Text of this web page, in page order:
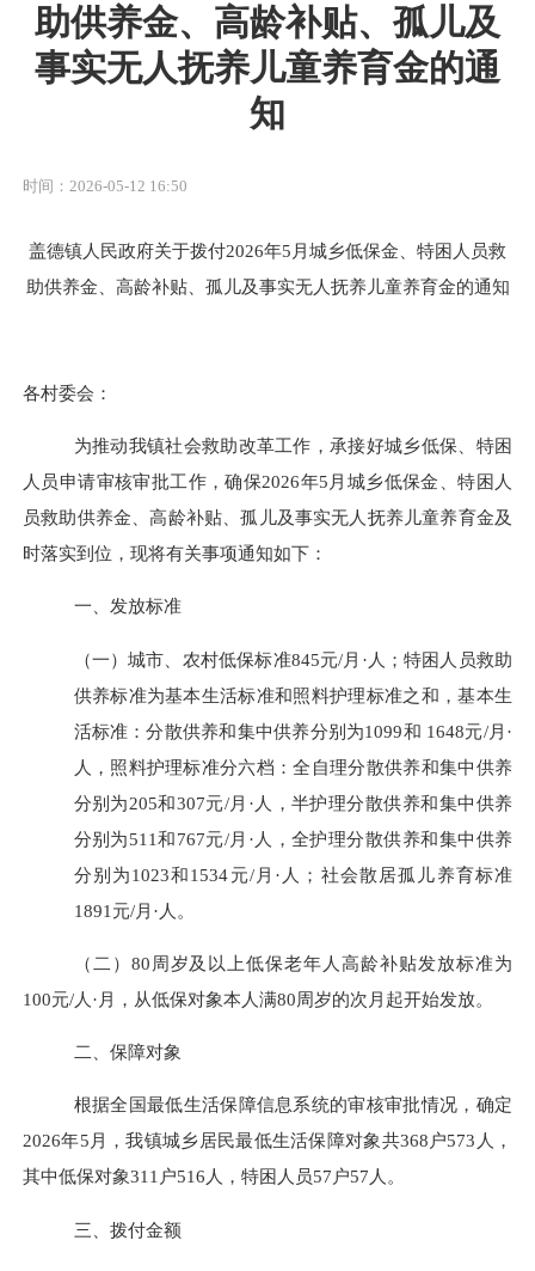
助供养金、高龄补贴、孤儿及
事实无人抚养儿童养育金的通
知
时间：2026-05-12 16:50
盖德镇人民政府关于拨付2026年5 月城乡低保金、特困人员救
助供养金、高龄补贴、孤儿及事实无人抚养儿童养育金的通知
各村委会：
为推动我镇社会救助改革工作，承接好城乡低保、特困
人员申请审核审批工作，确保2026年5 月城乡低保金、特困人
员救助供养金、高龄补贴 、孤儿及事实无人抚养儿童养育金及
时落实到位，现将有关事项通知如下：
一、发放标准
（一）城市、农村低保标准845元/月 · 人；特困人员救助
供养标准为基本生活标准和照料护理标准之和，基本生
活标准：分散供养和集中供养分别为1099和 1648元/月 ·
人，照料护理标准分六档：全自理分散供养和集中供养
分别为205和307元/月 · 人，半护理分散供养和集中供养
分别为511和767元/月 · 人，全护理分散供养和集中供养
分别为1023和1534元/月 · 人；社会散居孤儿养育标准
1891 元/月 · 人。
（二） 80 周岁及以上低保老年人高龄补贴发放标准为
100元/人 · 月，从低保对象本人满80周岁的次月起开始发放。
二、保障对象
根据全国最低生活保障信息系统的审核审批情况，确定
2026年5 月，我镇城乡居民最低生活保障对象共368 户573 人，
其中低保对象311 户516 人，特困人员57 户57 人 。
三、拨付金额